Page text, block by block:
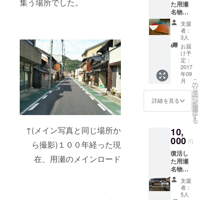
↑(メイン写真と同じ場所か
ら撮影)１００年経った現
在、用瀬のメインロード
はが
き』も
送付さ
せてい
ただき
ます。
※アンコ
ロマン
ジュウ
は９月
下旬頃
より店
頭販売
※宿泊は
事前予
願い致
しま
す。 ※
絵はが
きのデ
ザイン
ジュウ
引換
券"と合
わせ
て、用
瀬町内
でオー
ダー靴
を作成
してお
られ
る、ね
じまき
房×川の
hotori用
瀬” 革の
コース
ター ”
、用瀬
町内に
て珈琲
豆を焙
煎して
おられ
た用瀬
名物
『アン
コロマ
ンジュ
ウ』
を、ぜ
ひ最初
にお召
し上が
り頂き
たく引
換券を
お送り
させて
きま
す。
『アン
コロマ
ンジュ
ウ引換
券』と
合わせ
て、
支援
者：
3人
お届
け予
定：
2017
年09
月
詳細を見る
こ
の
リ
タ
ー
ン
を
選
択
す
る
10,
000 円
復活し
た用瀬
名物
『アン
コロマ
ンジュ
支援
者：
5人